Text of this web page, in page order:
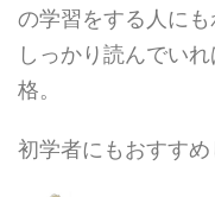
の学習をする人に
しっかり読んでい
格。
初学者にもおすすめ